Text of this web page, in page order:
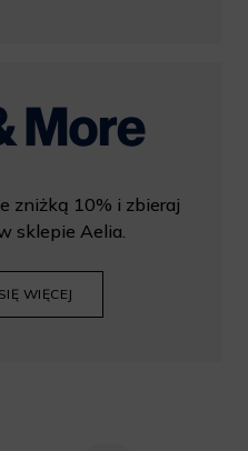
zniżką 10% i zbieraj
sklepie Aelia.
WIĘCEJ